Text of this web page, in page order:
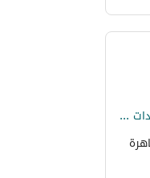
باقل سعر ممكن ل شقه 150 م - متشطبه بالكامل - العدادات كامله - ف المستثمرين الشماليه